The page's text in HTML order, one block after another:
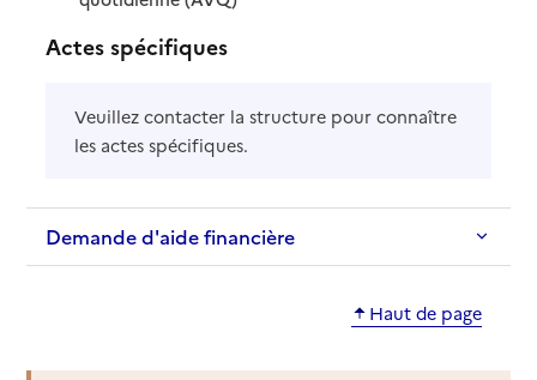
Actes spécifiques
Veuillez contacter la structure pour connaître
les actes spécifiques.
Demande d'aide financière
Haut de page